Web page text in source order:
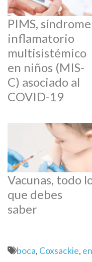
PIMS, síndrome
inflamatorio
multisistémico
en niños (MIS-
C) asociado al
COVID-19
Vacunas, todo
que debes
saber
boca, Coxsackie,